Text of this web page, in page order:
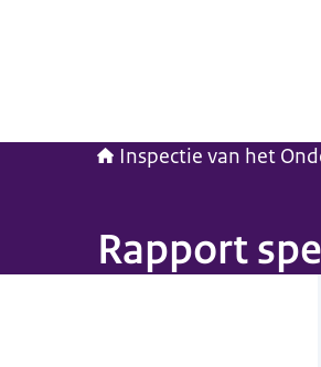
Inspectie van het
Rapport